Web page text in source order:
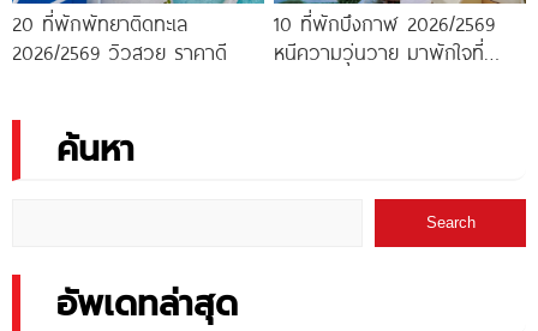
20 ที่พักพัทยาติดทะเล
2026/2569 วิวสวย ราคาดี
10 ที่พักบึงกาฬ 2026/2569
หนีความวุ่นวาย มาพักใจที่
ค้นหา
Search
อัพเดทล่าสุด